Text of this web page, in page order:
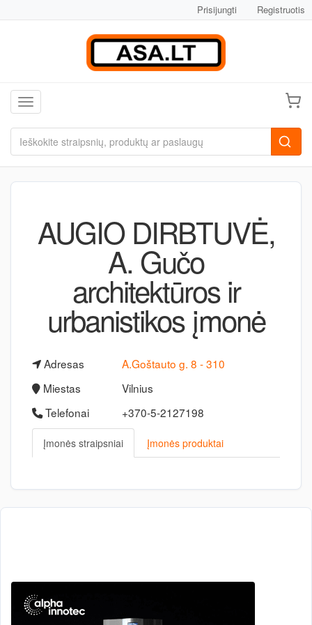
Prisijungti Registruotis
Toggle navigation
AUGIO DIRBTUVĖ,
A. Gučo
architektūros ir
urbanistikos įmonė
Adresas
A.Goštauto g. 8 - 310
Miestas
Vilnius
Telefonai
+370-5-2127198
Įmonės straipsniai Įmonės produktai